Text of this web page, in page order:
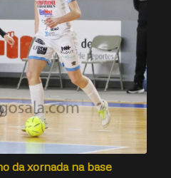
da xornada na base